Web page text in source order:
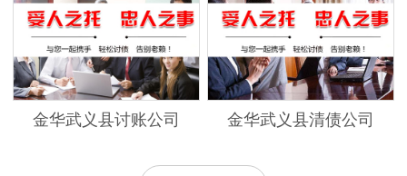
金华武义县讨账公司 金华武义县清债公司